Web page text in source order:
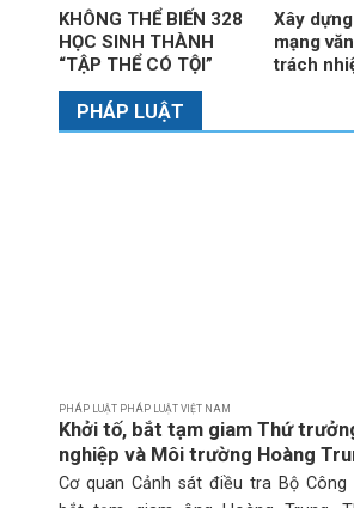
KHÔNG THỂ BIẾN 328
HỌC SINH THÀNH
“TẬP THỂ CÓ TỘI”
Xây
mạng
trách
PHÁP LUẬT
PHÁP LUẬT PHÁP LUẬT VIỆT NAM
Khởi tố, bắt tạm giam Thứ
nghiệp và Môi trường Hoàng
Cơ quan Cảnh sát điều tra Bộ